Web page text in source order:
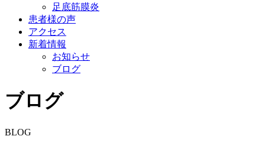
足底筋膜炎
患者様の声
アクセス
新着情報
お知らせ
ブログ
ブログ
BLOG